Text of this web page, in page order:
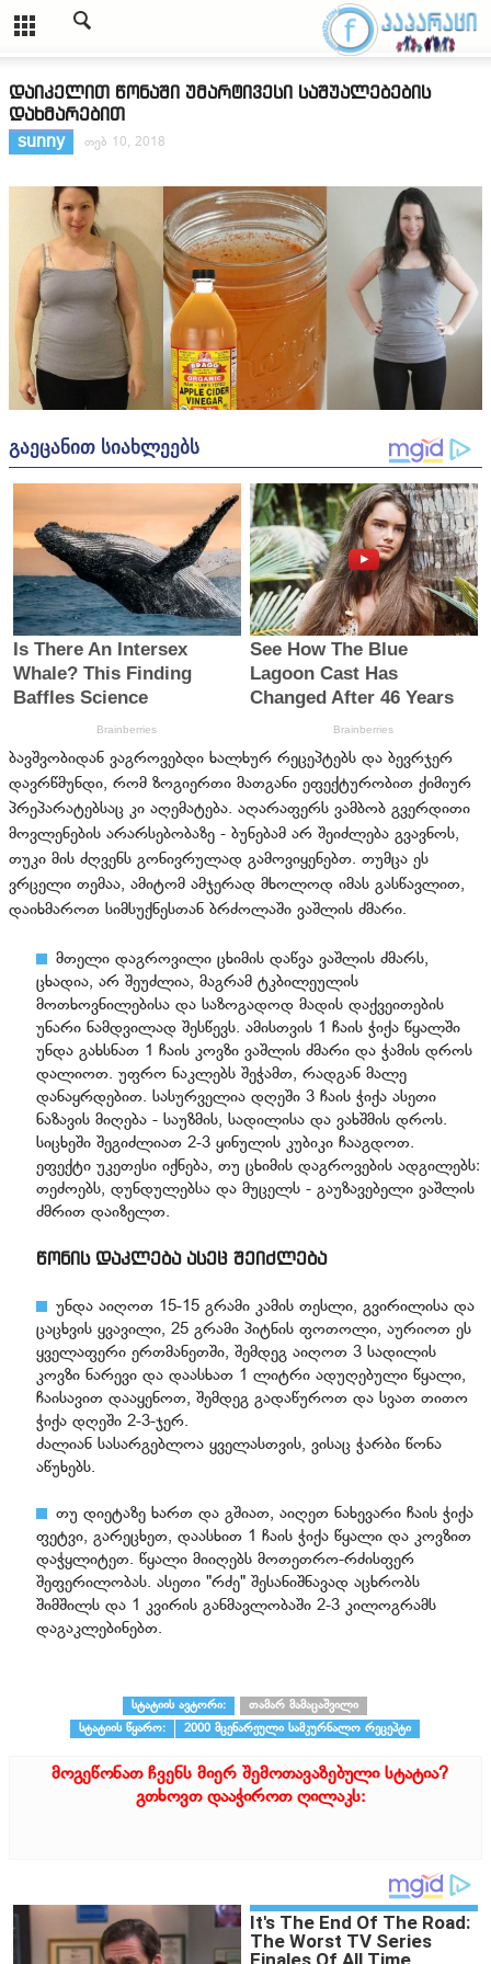
დაიკელით წონაში უმარტივესი საშუალებების
დახმარებით
sunny
თებ 10, 2018
ბავშვობიდან ვაგროვებდი ხალხურ რეცეპტებს და ბევრჯერ
დავრწმუნდი, რომ ზოგიერთი მათგანი ეფექტურობით ქიმიურ
პრეპარატებსაც კი აღემატება. აღარაფერს ვამბობ გვერდითი
მოვლენების არარსებობაზე - ბუნებამ არ შეიძლება გვავნოს,
თუკი მის ძღვენს გონივრულად გამოვიყენებთ. თუმცა ეს
ვრცელი თემაა, ამიტომ ამჯერად მხოლოდ იმას გასწავლით,
დაიხმაროთ სიმსუქნესთან ბრძოლაში ვაშლის ძმარი.
მთელი დაგროვილი ცხიმის დაწვა ვაშლის ძმარს,
ცხადია, არ შეუძლია, მაგრამ ტკბილეულის
მოთხოვნილებისა და საზოგადოდ მადის დაქვეითების
უნარი ნამდვილად შესწევს. ამისთვის 1 ჩაის ჭიქა წყალში
უნდა გახსნათ 1 ჩაის კოვზი ვაშლის ძმარი და ჭამის დროს
დალიოთ. უფრო ნაკლებს შეჭამთ, რადგან მალე
დანაყრდებით. სასურველია დღეში 3 ჩაის ჭიქა ასეთი
ნაზავის მიღება - საუზმის, სადილისა და ვახშმის დროს.
სიცხეში შეგიძლიათ 2-3 ყინულის კუბიკი ჩააგდოთ.
ეფექტი უკეთესი იქნება, თუ ცხიმის დაგროვების ადგილებს:
თეძოებს, დუნდულებსა და მუცელს - გაუზავებელი ვაშლის
ძმრით დაიზელთ.
წონის დაკლება ასეც შეიძლება
უნდა აიღოთ 15-15 გრამი კამის თესლი, გვირილისა და
ცაცხვის ყვავილი, 25 გრამი პიტნის ფოთოლი, აურიოთ ეს
ყველაფერი ერთმანეთში, შემდეგ აიღოთ 3 სადილის
კოვზი ნარევი და დაასხათ 1 ლიტრი ადუღებული წყალი,
ჩაისავით დააყენოთ, შემდეგ გადაწუროთ და სვათ თითო
ჭიქა დღეში 2-3-ჯერ.
ძალიან სასარგებლოა ყველასთვის, ვისაც ჭარბი წონა
აწუხებს.
თუ დიეტაზე ხართ და გშიათ, აიღეთ ნახევარი ჩაის ჭიქა
ფეტვი, გარეცხეთ, დაასხით 1 ჩაის ჭიქა წყალი და კოვზით
დაჭყლიტეთ. წყალი მიიღებს მოთეთრო-რძისფერ
შეფერილობას. ასეთი "რძე" შესანიშნავად აცხრობს
შიმშილს და 1 კვირის განმავლობაში 2-3 კილოგრამს
დაგაკლებინებთ.
სტატიის ავტორი:
თამარ მამაცაშვილი
სტატიის წყარო:
2000 მცენარეული სამკურნალო რეცეპტი
მოგეწონათ ჩვენს მიერ შემოთავაზებული სტატია?
გთხოვთ დააჭიროთ ღილაკს: